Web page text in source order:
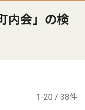
内会」の検
1-20 / 38件